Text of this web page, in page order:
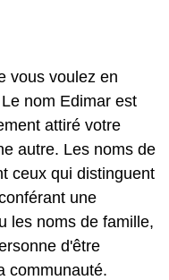
vous voulez en
nom Edimar est
attiré votre
autre. Les noms de
ceux qui distinguent
une
les noms de famille,
d'être
communauté.